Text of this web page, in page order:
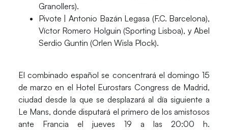
Granollers).
Pivote | Antonio Bazán Legasa (F.C. Barcelona),
Víctor Romero Holguin (Sporting Lisboa), y Abel
Serdio Guntin (Orlen Wisla Plock).
El combinado español se concentrará el domingo 15
de marzo en el Hotel Eurostars Congress de Madrid,
ciudad desde la que se desplazará al día siguiente a
Le Mans, donde disputará el primero de los amistosos
ante Francia el jueves 19 a las 20:00 h.